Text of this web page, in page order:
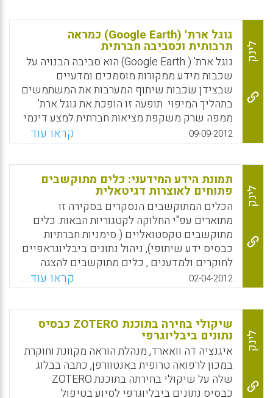
WhatsApp
Facebook
Email
X
לינק
גוגל ארת' (Google Earth) כמראה
תרבותית וכסביבה חברתית
גוגל ארת' ( Google Earth) הוא סביבה הבנויה על
שכבות מידע ממקורות מוסמכים ומדעיים
שבצידן שכבות שיתוף המערבות את המשתמשים
בתהליך המיפוי. תופעה זו הופכת את גוגל ארת'
ממפה שרק משקפת מציאות חברתית למצע דינמי
לקיום יחסים חברתיים ולרשת חברתית בפני
עצמה. לצד הממשק של התוכנה עצמה התפתחה
קהילת משתמשים (Google Earth Community)
המקיימת בינה לבין עצמה אינטראקציות
המבוססות על פעילות המיפוי המשותפת. לעיתים
משמשת הסביבה אף לקידום אג'נדות פוליטיות
כאלו ואחרות. עם זאת, היא גם משקפת את
הפערים החברתיים הקיימים בחברה הדיגיטלית
ואף תורמת להעמקתם – למשל, הפערים בין בעלי
הגישה לאינטרנט לבין מי שהאינטרנט אינו נגיש
להם, אם בשל היעדר אמצעים כלכליים ואם בשל
סיבות אחרות ( חגית מישר-טל) .
WhatsApp
Facebook
Email
X
09-09-2012 קראו עוד...
לינק
תמונת הידע המידעני: כלים מתוקשבים
פתוחים לאוצרות דגיטאלית
הכלים המתוקשבים הנסקרים בסקירה זו
מתוארים עפ"י החלוקה לקטגוריות הבאות: כלים
מתוקשבים טקסטואליים ( סימניות חברתיות
כבסיס ידע שיתופי), ניהול נתונים ביבליוגראפיים
לחוקרים ולמדענים , כלים מתוקשבים להצגה
ויזואלית ( כלים ויזואליים) , כלים משולבים
טקסט ותצוגה חזותית • כלים מתוקשבים להפצת
מידע ( עיתונים מותאמים אישית) , מחוללים
לאתרי תוכן ( וורדפרס, בלוגר וכדומה), כלי איסוף
וצוברי מידע בהתאמה אישית ( עמי סלנט )
WhatsApp
Facebook
Email
X
02-04-2012 קראו עוד...
לינק
שיקולי בחירה בתוכנת ZOTERO כבסיס
נתונים ביבליוגרפי
איגנציה דה וואארד, מנהלת הוראה מקוונת וחוקרת
במכון לרפואה טרופית באנטוורפן, כתבה בבלוג
שלה על שיקולי בחירתה בתוכנת ZOTERO
כבסיס נתונים ביבליוגרפי לסיוע בטיפול